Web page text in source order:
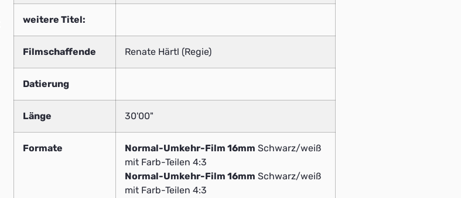
weitere Titel:
Filmschaffende Renate Härtl (Regie)
Datierung
Länge 30'00"
Formate Normal-Umkehr-Film 16mm Schwarz/weiß
mit Farb-Teilen 4:3
Normal-Umkehr-Film 16mm Schwarz/weiß
mit Farb-Teilen 4:3